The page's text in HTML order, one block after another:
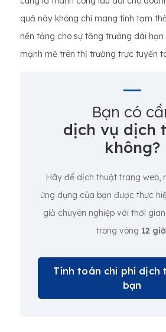
quả này không chỉ mang tính tạm
nền tảng cho sự tăng trưởng dài hạn
mạnh mẽ trên thị trường trực tuyến
Bạn có
dịch vụ dịch
không?
Hãy để dịch thuật trang web,
ứng dụng của bạn được thực
giả chuyên nghiệp với thời
trong vòng 12
Tính toán chi phí dịch
bạn